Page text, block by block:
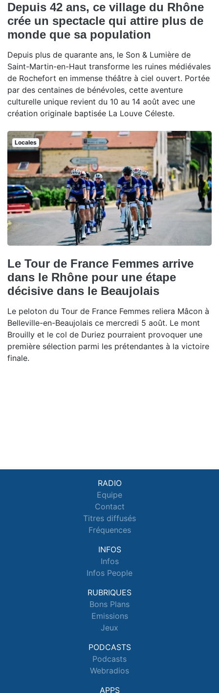
Depuis 42 ans, ce village du Rhône
crée un spectacle qui attire plus de
monde que sa population
Depuis plus de quarante ans, le Son & Lumière de
Saint-Martin-en-Haut transforme les ruines médiévales
de Rochefort en immense théâtre à ciel ouvert. Portée
par des centaines de bénévoles, cette aventure
culturelle unique revient du 10 au 14 août avec une
création originale baptisée La Louve Céleste.
Locales
Le Tour de France Femmes arrive
dans le Rhône pour une étape
décisive dans le Beaujolais
Le peloton du Tour de France Femmes reliera Mâcon à
Belleville-en-Beaujolais ce mercredi 5 août. Le mont
Brouilly et le col de Duriez pourraient provoquer une
première sélection parmi les prétendantes à la victoire
finale.
RADIO
Equipe
Contact
Titres diffusés
Fréquences
INFOS
Infos
Infos People
RUBRIQUES
Bons Plans
Emissions
Jeux
PODCASTS
Podcasts
Webradios
APPS